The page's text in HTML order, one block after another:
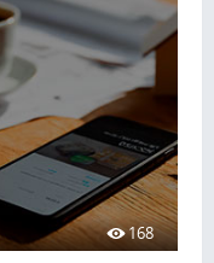
168